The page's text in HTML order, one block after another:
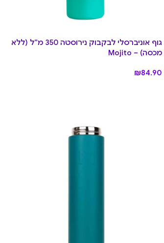
גוף אוניברסלי לבקבוק נירוסטה 350 מ”ל (ללא
מכסה) – Mojito
₪84.90